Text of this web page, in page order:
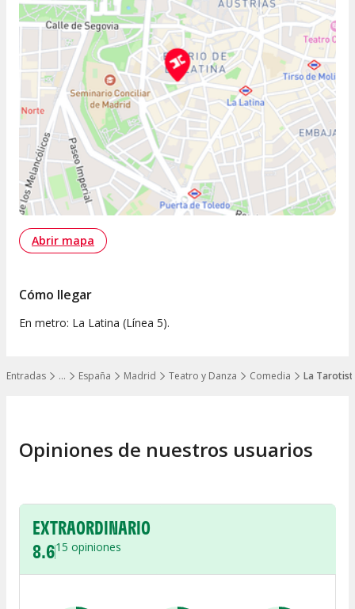
…
Mostrar todos los niveles
Entradas España Madrid Teatro y Danza Comedia La
Abrir mapa
Cómo llegar
En metro: La Latina (Línea 5).
Opiniones de nuestros usuarios
EXTRAORDINARIO
8.615 opiniones